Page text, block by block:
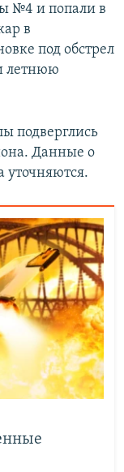
№4 и попали в
в
под обстрел
летнюю
подверглись
Данные о
уточняются.